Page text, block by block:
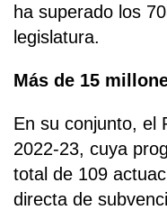
ha superado los
legislatura.
Más de 15
En su conjunto, el
2022-23, cuya
total de 109
directa de